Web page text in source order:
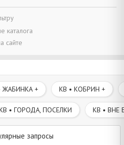
каталога
сайте
ЖАБИНКА + КВ • КОБРИН +
• ГОРОДА, ПОСЕЛКИ КВ • ВНЕ
запросы